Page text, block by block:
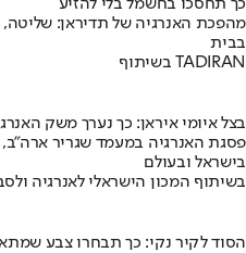
כך תחסכו בחשמל בלי להזיע
מהפכת האנרגיה של תדיראן:
בבית
בשיתוף TADIRAN
בצל איומי איראן: כך נערך משק
פסגת האנרגיה במעמד שגריר ארה"ב,
בישראל ובעולם
בשיתוף המכון הישראלי לאנרגיה
הסוד לקיר נקי: כך תבחרו צבע